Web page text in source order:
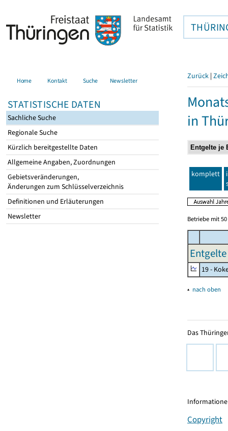
Home Kontakt Suche Newsletter
STATISTISCHE DATEN
Sachliche Suche
Regionale Suche
Kürzlich bereitgestellte Daten
Allgemeine Angaben, Zuordnungen
Gebietsveränderungen,
Änderungen zum Schlüsselverzeichnis
Definitionen und Erläuterungen
Newsletter
Zurück |
in
komplett
Betriebe mit
19 -
▴ nach oben
Das
Copyright